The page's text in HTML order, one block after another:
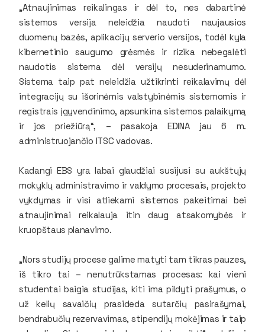
„Atnaujinimas reikalingas ir dėl to, nes dabartinė
sistemos versija neleidžia naudoti naujausios
duomenų bazės, aplikacijų serverio versijos, todėl kyla
kibernetinio saugumo grėsmės ir rizika nebegalėti
naudotis sistema dėl versijų nesuderinamumo.
Sistema taip pat neleidžia užtikrinti reikalavimų dėl
integracijų su išorinėmis valstybinėmis sistemomis ir
registrais įgyvendinimo, apsunkina sistemos palaikymą
ir jos priežiūrą“, – pasakoja EDINA jau 6 m.
administruojančio ITSC vadovas.
Kadangi EBS yra labai glaudžiai susijusi su aukštųjų
mokyklų administravimo ir valdymo procesais, projekto
vykdymas ir visi atliekami sistemos pakeitimai bei
atnaujinimai reikalauja itin daug atsakomybės ir
kruopštaus planavimo.
„Nors studijų procese galime matyti tam tikras pauzes,
iš tikro tai – nenutrūkstamas procesas: kai vieni
studentai baigia studijas, kiti ima pildyti prašymus, o
už kelių savaičių prasideda sutarčių pasirašymai,
bendrabučių rezervavimas, stipendijų mokėjimas ir taip